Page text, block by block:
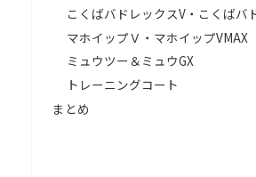
こくばバドレックスV・こくばバ
マホイップＶ・マホイップVMAX
ミュウツー＆ミュウGX
トレーニングコート
まとめ